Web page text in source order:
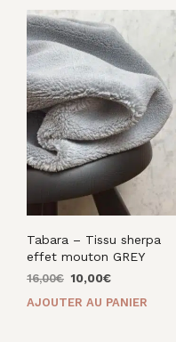
Tabara – Tissu sherpa
effet mouton GREY
16,00€ Le
initial
10,00€Le
actuel
AJOUTER AU PANIER